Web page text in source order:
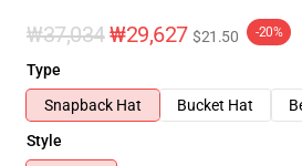
₩37,034₩29,627 $21.50 -20%
Type
Snapback Hat
Bucket Hat
Style